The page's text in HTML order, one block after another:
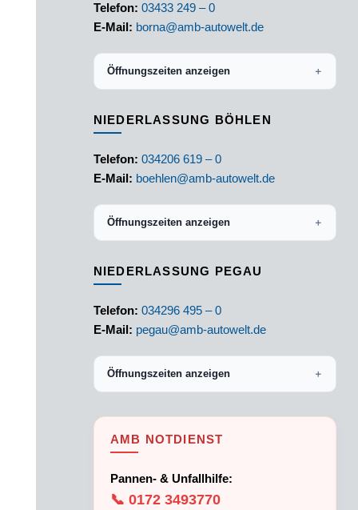
Telefon: 03433 249 – 0
E-Mail: borna@amb-autowelt.de
Öffnungszeiten anzeigen ＋
NIEDERLASSUNG BÖHLEN
Telefon: 034206 619 – 0
E-Mail: boehlen@amb-autowelt.de
Öffnungszeiten anzeigen ＋
NIEDERLASSUNG PEGAU
Telefon: 034296 495 – 0
E-Mail: pegau@amb-autowelt.de
Öffnungszeiten anzeigen ＋
AMB NOTDIENST
Pannen- & Unfallhilfe:
📞 0172 3493770